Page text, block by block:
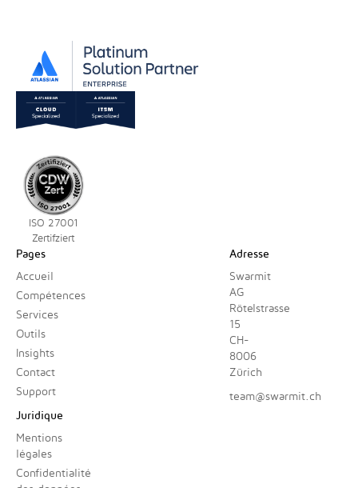
ISO 27001
Zertifziert
Pages
Accueil
Compétences
Services
Outils
Insights
Contact
Support
Adresse
Swarmit
AG
Rötelstrasse
15
CH-
8006
Zürich
team@swarmit.ch
Juridique
Mentions
légales
Confidentialité